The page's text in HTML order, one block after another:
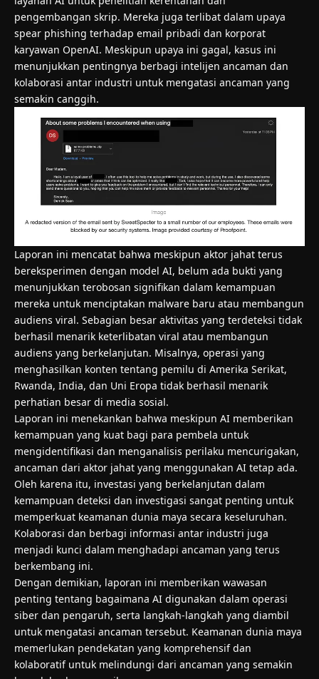
pengembangan skrip. Mereka juga terlibat dalam upaya
spear phishing terhadap email pribadi dan korporat
karyawan OpenAI. Meskipun upaya ini gagal, kasus ini
menunjukkan pentingnya berbagi intelijen ancaman dan
kolaborasi antar industri untuk mengatasi ancaman yang
semakin canggih.
Laporan ini mencatat bahwa meskipun aktor jahat terus
bereksperimen dengan model AI, belum ada bukti yang
menunjukkan terobosan signifikan dalam kemampuan
mereka untuk menciptakan malware baru atau membangun
audiens viral. Sebagian besar aktivitas yang terdeteksi tidak
berhasil menarik keterlibatan viral atau membangun
audiens yang berkelanjutan. Misalnya, operasi yang
menghasilkan konten tentang pemilu di Amerika Serikat,
Rwanda, India, dan Uni Eropa tidak berhasil menarik
perhatian besar di media sosial.
Laporan ini menekankan bahwa meskipun AI memberikan
kemampuan yang kuat bagi para pembela untuk
mengidentifikasi dan menganalisis perilaku mencurigakan,
ancaman dari aktor jahat yang menggunakan AI tetap ada.
Oleh karena itu, investasi yang berkelanjutan dalam
kemampuan deteksi dan investigasi sangat penting untuk
memperkuat keamanan dunia maya secara keseluruhan.
Kolaborasi dan berbagi informasi antar industri juga
menjadi kunci dalam menghadapi ancaman yang terus
berkembang ini.
Dengan demikian, laporan ini memberikan wawasan
penting tentang bagaimana AI digunakan dalam operasi
siber dan pengaruh, serta langkah-langkah yang diambil
untuk mengatasi ancaman tersebut. Keamanan dunia maya
memerlukan pendekatan yang komprehensif dan
kolaboratif untuk melindungi dari ancaman yang semakin